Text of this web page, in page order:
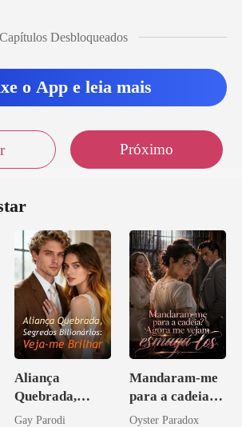
Capítulos Desbloqueados
o App e leia mais
Próximo
Aliança
Quebrada,
Segredos
Gay Parodi
Mandaram-me
para a cadeia?
Agora me
Oyster Paradox